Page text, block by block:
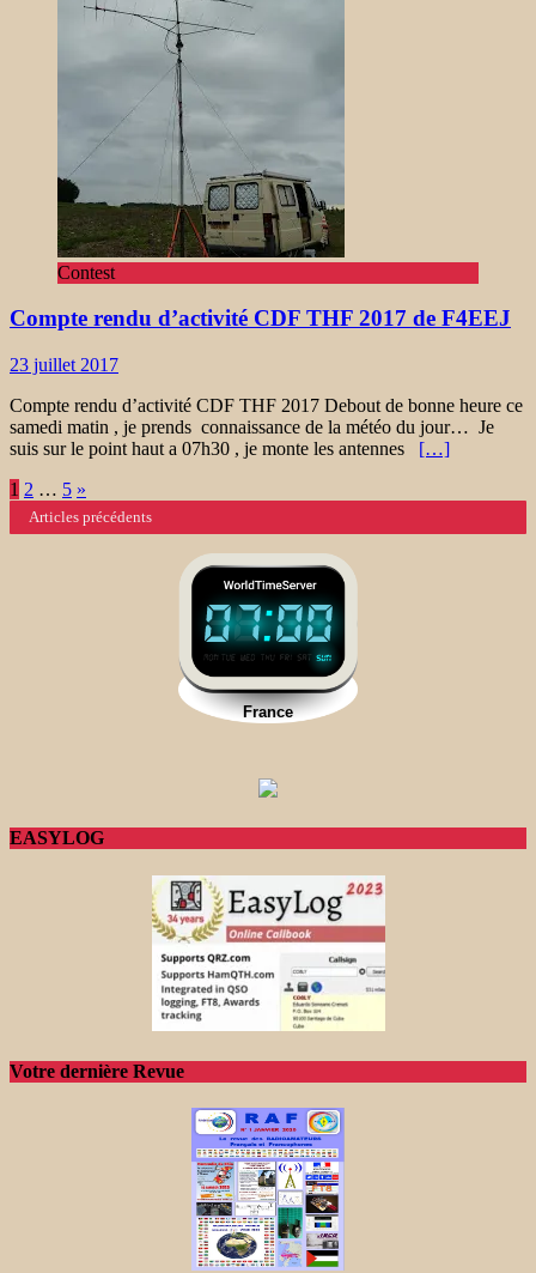
Contest
Compte rendu d’activité CDF THF 2017 de F4EEJ
23 juillet 2017
Compte rendu d’activité CDF THF 2017 Debout de bonne heure ce
samedi matin , je prends connaissance de la météo du jour… Je
suis sur le point haut a 07h30 , je monte les antennes […]
Navigation
des
1 2 … 5 »
Articles précédents
EASYLOG
Votre dernière Revue